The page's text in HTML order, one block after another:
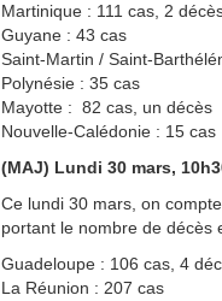
Martinique : 111 cas, 2
Guyane : 43 cas
Saint-Martin / Saint-
Polynésie : 35 cas
Mayotte : 82 cas, un décès
Nouvelle-Calédonie : 15 cas
(MAJ) Lundi 30 mars,
Ce lundi 30 mars, on
portant le nombre de décès
Guadeloupe : 106 cas, 4
La Réunion : 207 cas